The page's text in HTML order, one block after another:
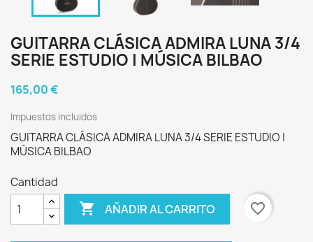
GUITARRA CLÁSICA ADMIRA LUNA 3/4
SERIE ESTUDIO | MÚSICA BILBAO
165,00 €
Impuestos incluidos
GUITARRA CLÁSICA ADMIRA LUNA 3/4 SERIE ESTUDIO |
MÚSICA BILBAO
Cantidad
 AÑADIR AL CARRITO favorite_border